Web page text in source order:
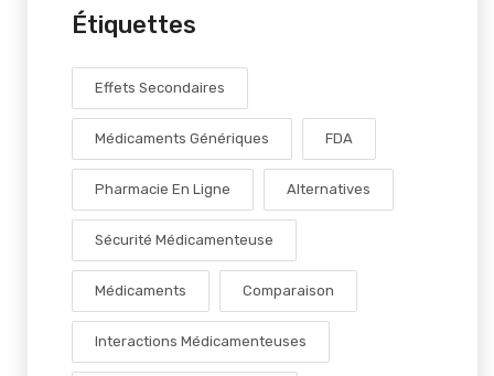
Étiquettes
Effets Secondaires
Médicaments Génériques FDA
Pharmacie En Ligne Alternatives
Sécurité Médicamenteuse
Médicaments Comparaison
Interactions Médicamenteuses